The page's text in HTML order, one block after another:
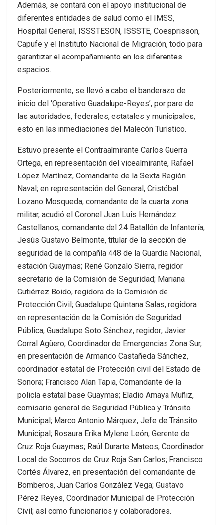
Además, se contará con el apoyo institucional de
diferentes entidades de salud como el IMSS,
Hospital General, ISSSTESON, ISSSTE, Coesprisson,
Capufe y el Instituto Nacional de Migración, todo para
garantizar el acompañamiento en los diferentes
espacios.
Posteriormente, se llevó a cabo el banderazo de
inicio del ‘Operativo Guadalupe-Reyes’, por pare de
las autoridades, federales, estatales y municipales,
esto en las inmediaciones del Malecón Turístico.
Estuvo presente el Contraalmirante Carlos Guerra
Ortega, en representación del vicealmirante, Rafael
López Martínez, Comandante de la Sexta Región
Naval; en representación del General, Cristóbal
Lozano Mosqueda, comandante de la cuarta zona
militar, acudió el Coronel Juan Luis Hernández
Castellanos, comandante del 24 Batallón de Infantería;
Jesús Gustavo Belmonte, titular de la sección de
seguridad de la compañía 448 de la Guardia Nacional,
estación Guaymas; René Gonzalo Sierra, regidor
secretario de la Comisión de Seguridad; Mariana
Gutiérrez Boido, regidora de la Comisión de
Protección Civil; Guadalupe Quintana Salas, regidora
en representación de la Comisión de Seguridad
Pública; Guadalupe Soto Sánchez, regidor; Javier
Corral Agüero, Coordinador de Emergencias Zona Sur,
en presentación de Armando Castañeda Sánchez,
coordinador estatal de Protección civil del Estado de
Sonora; Francisco Alan Tapia, Comandante de la
policía estatal base Guaymas; Eladio Amaya Muñiz,
comisario general de Seguridad Pública y Tránsito
Municipal; Marco Antonio Márquez, Jefe de Tránsito
Municipal; Rosaura Erika Mylene León, Gerente de
Cruz Roja Guaymas; Raúl Durarte Mateos, Coordinador
Local de Socorros de Cruz Roja San Carlos; Francisco
Cortés Álvarez, en presentación del comandante de
Bomberos, Juan Carlos González Vega; Gustavo
Pérez Reyes, Coordinador Municipal de Protección
Civil; así como funcionarios y colaboradores.